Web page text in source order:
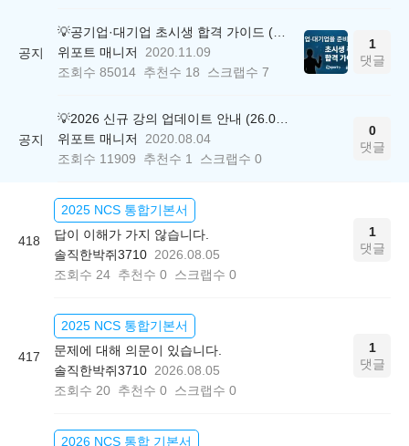
공지
위포트 매니저
2020.11.09
조회수 85014 추천수 18 스크랩수 7
1
댓글
공지
위포트 매니저
2020.08.04
조회수 11909 추천수 1 스크랩수 0
0
댓글
418
2025 NCS 통합기본서
답이 이해가 가지 않습니다.
솔직한박쥐3710 2026.08.05
조회수 24 추천수 0 스크랩수 0
1
댓글
417
2025 NCS 통합기본서
문제에 대해 의문이 있습니다.
솔직한박쥐3710 2026.08.05
조회수 20 추천수 0 스크랩수 0
1
댓글
2026 NCS 통합 기본서